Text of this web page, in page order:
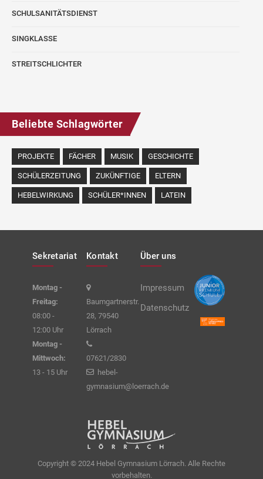
SCHULSANITÄTSDIENST
SINGKLASSE
STREITSCHLICHTER
Beliebte Schlagwörter
PROJEKTE FÄCHER MUSIK GESCHICHTE
SCHÜLERZEITUNG ZUKÜNFTIGE ELTERN
HEBELWIRKUNG SCHÜLER*INNEN LATEIN
Sekretariat
Montag -
Freitag:
08:00 -
12:00 Uhr
Montag -
Mittwoch:
13 - 15 Uhr
Kontakt
Baumgartnerstr.
28, 79540
Lörrach
07621/2830
hebel-
gymnasium@loerrach.de
Über uns
Impressum
Datenschutz
Copyright © 2024 Hebel Gymnasium Lörrach. Alle Rechte
vorbehalten.